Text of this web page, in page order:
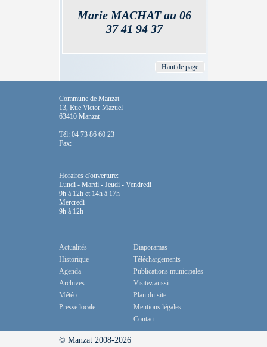
Marie MACHAT au 06
37 41 94 37
Haut de page
Commune de Manzat
13, Rue Victor Mazuel
63410 Manzat
Tél: 04 73 86 60 23
Fax:
Horaires d'ouverture:
Lundi - Mardi - Jeudi - Vendredi
9h à 12h et 14h à 17h
Mercredi
9h à 12h
Actualités
Historique
Agenda
Archives
Météo
Presse locale
Diaporamas
Téléchargements
Publications municipales
Visitez aussi
Plan du site
Mentions légales
Contact
© Manzat 2008-2026